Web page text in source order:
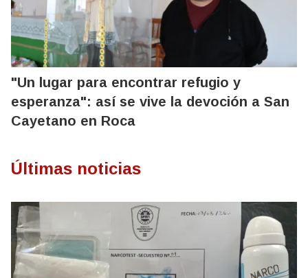
"Un lugar para encontrar refugio y
esperanza": así se vive la devoción a San
Cayetano en Roca
Últimas noticias